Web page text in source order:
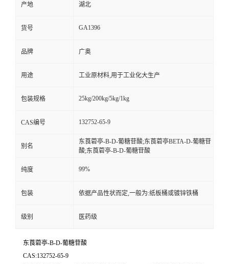
产地 湖北
货号 GA1396
品牌 广奥
用途 工业原材料,用于工业化大生产
包装规格 25kg/200kg/5kg/1kg
CAS编号 132752-65-9
别名
东莨菪亭-Β-D-葡糖苷酸;东莨菪亭BETA-D-葡糖苷
酸;东莨菪亭-Β-D-葡糖苷酸
纯度 99%
包装 依据产品性状而定,一般为:纸板桶或镀锌铁桶
级别 医药级
东莨菪亭-Β-D-葡糖苷酸
CAS:132752-65-9